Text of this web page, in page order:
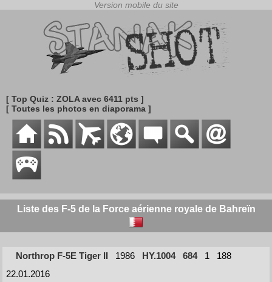
[ Top Quiz : ZOLA avec 6411 pts ]
[ Toutes les photos en diaporama ]
Liste des F-5 de la Force aérienne royale de Bahreïn
Northrop F-5E Tiger II 1986 HY.1004 684 1
188
22.01.2016